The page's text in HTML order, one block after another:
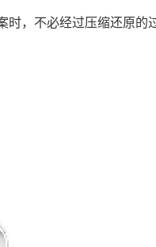
，不必经过压缩还原的